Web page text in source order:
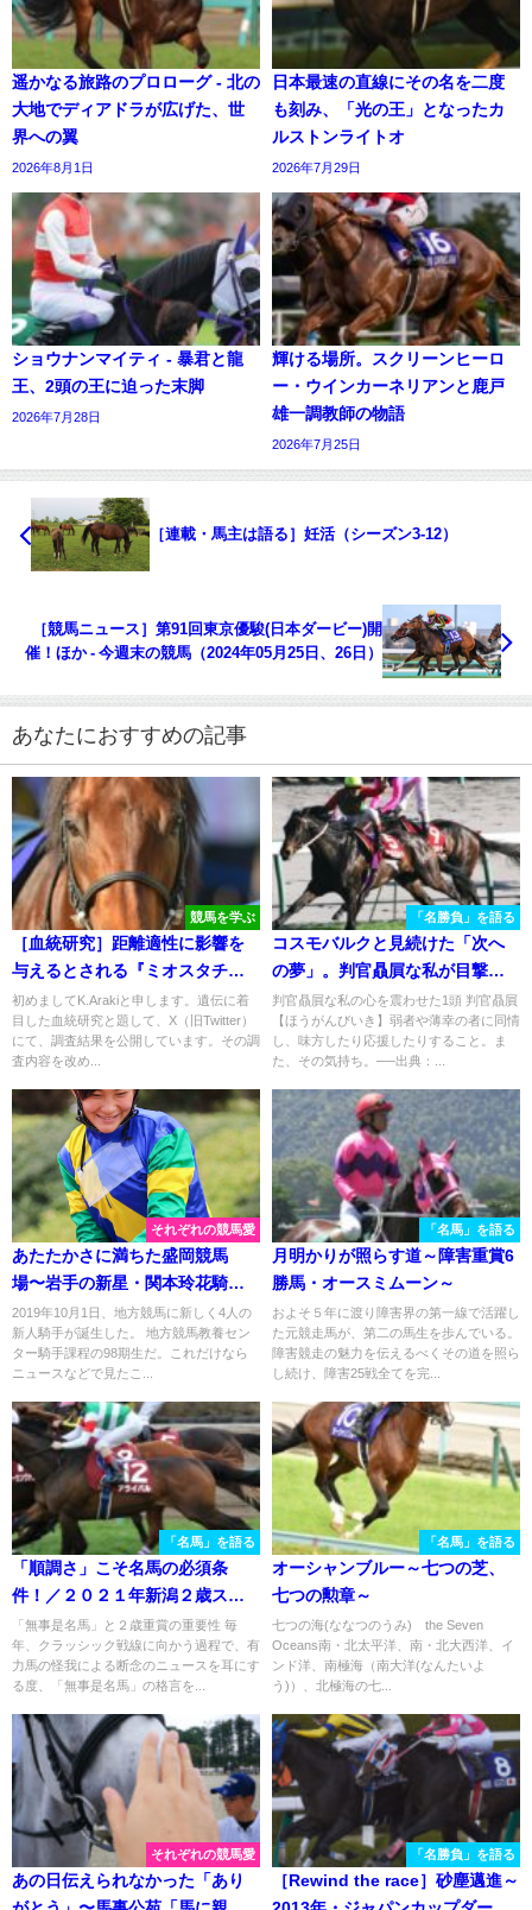
遥かなる旅路のプロローグ - 北の
大地でディアドラが広げた、世
界への翼
2026年8月1日
日本最速の直線にその名を二度
も刻み、「光の王」となったカ
ルストンライトオ
2026年7月29日
ショウナンマイティ - 暴君と龍
王、2頭の王に迫った末脚
2026年7月28日
輝ける場所。スクリーンヒーロ
ー・ウインカーネリアンと鹿戸
雄一調教師の物語
2026年7月25日
［連載・馬主は語る］妊活（シーズン3-12）
［競馬ニュース］第91回東京優駿(日本ダービー)開
催！ほか - 今週末の競馬（2024年05月25日、26日）
あなたにおすすめの記事
競馬を学ぶ
［血統研究］距離適性に影響を
与えるとされる『ミオスタチン
遺伝子』について
初めましてK.Arakiと申します。遺伝に着
目した血統研究と題して、X（旧Twitter）
にて、調査結果を公開しています。その調
査内容を改め...
「名勝負」を語る
コスモバルクと見続けた「次へ
の夢」。判官贔屓な私が目撃し
た、コスモバルクの弥生賞。
判官贔屓な私の心を震わせた1頭 判官贔屓
【ほうがんびいき】弱者や薄幸の者に同情
し、味方したり応援したりすること。ま
た、その気持ち。──出典：...
それぞれの競馬愛
あたたかさに満ちた盛岡競馬
場〜岩手の新星・関本玲花騎手
のデビューから初勝利まで〜
2019年10月1日、地方競馬に新しく4人の
新人騎手が誕生した。 地方競馬教養セン
ター騎手課程の98期生だ。これだけなら
ニュースなどで見たこ...
「名馬」を語る
月明かりが照らす道～障害重賞6
勝馬・オースミムーン～
およそ５年に渡り障害界の第一線で活躍し
た元競走馬が、第二の馬生を歩んでいる。
障害競走の魅力を伝えるべくその道を照ら
し続け、障害25戦全てを完...
「名馬」を語る
「順調さ」こそ名馬の必須条
件！／２０２１年新潟２歳ステ
ークス２着馬・アライバル
「無事是名馬」と２歳重賞の重要性 毎
年、クラッシック戦線に向かう過程で、有
力馬の怪我による断念のニュースを耳にす
る度、「無事是名馬」の格言を...
「名馬」を語る
オーシャンブルー～七つの芝、
七つの勲章～
七つの海(ななつのうみ) the Seven
Oceans南・北太平洋、南・北大西洋、イ
ンド洋、南極海（南大洋(なんたいよ
う)）、北極海の七...
それぞれの競馬愛
あの日伝えられなかった「あり
「名勝負」を語る
［Rewind the race］砂塵邁進～